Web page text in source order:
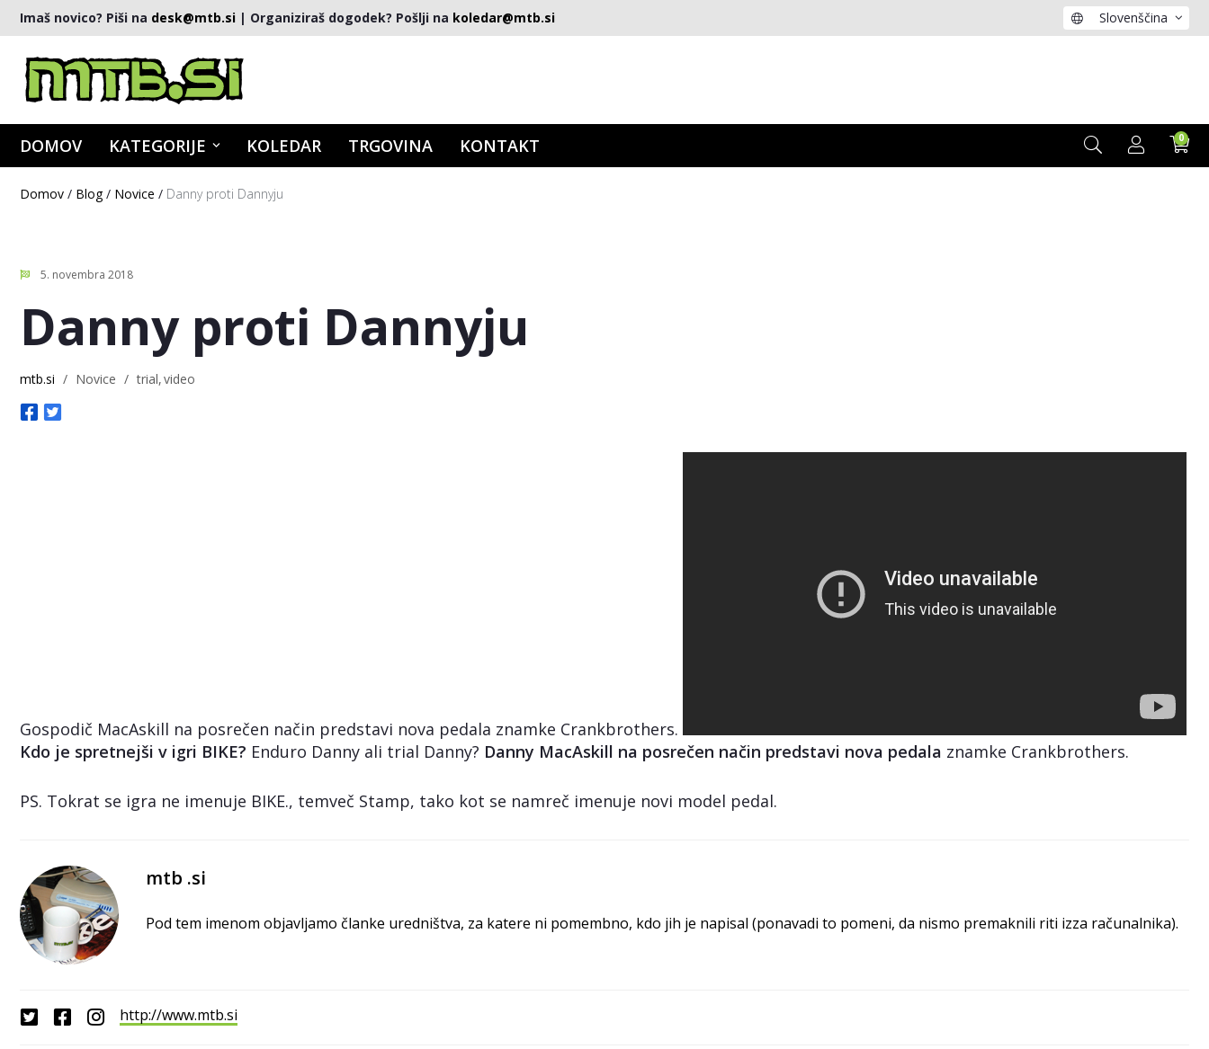
Imaš novico? Piši na desk@mtb.si | Organiziraš dogodek? Pošlji na koledar@mtb.si Slovenščina
DOMOV KATEGORIJE KOLEDAR TRGOVINA KONTAKT 0
Domov / Blog/ Novice / Danny proti Dannyju
5. novembra 2018
Danny proti Dannyju
mtb.si / Novice / trial video
Gospodič MacAskill na posrečen način predstavi nova pedala znamke Crankbrothers.
Kdo je spretnejši v igri BIKE? Enduro Danny ali trial Danny? Danny MacAskill na posrečen način predstavi nova pedala znamke Crankbrothers.
PS. Tokrat se igra ne imenuje BIKE., temveč Stamp, tako kot se namreč imenuje novi model pedal.
mtb .si
Pod tem imenom objavljamo članke uredništva, za katere ni pomembno, kdo jih je napisal (ponavadi to pomeni, da nismo premaknili riti izza računalnika).
http://www.mtb.si